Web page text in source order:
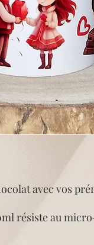
avec vos
résiste au